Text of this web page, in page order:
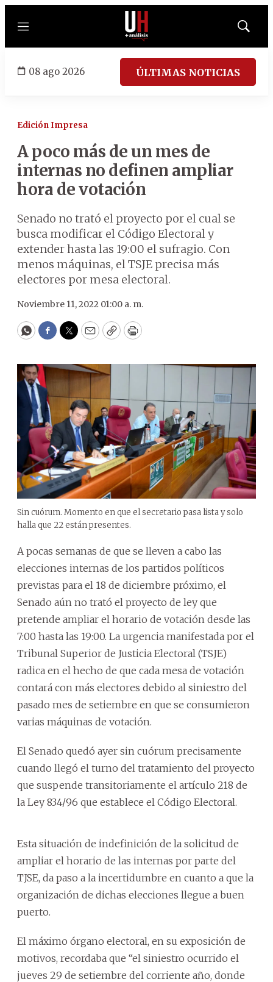
Menú
Mostrar
08 ago 2026 ÚLTIMAS NOTICIAS
Edición Impresa
A poco más de un mes de
internas no definen ampliar
hora de votación
Senado no trató el proyecto por el cual se
busca modificar el Código Electoral y
extender hasta las 19:00 el sufragio. Con
menos máquinas, el TSJE precisa más
electores por mesa electoral.
Noviembre 11, 2022 01:00 a. m.
WhatsApp
Facebook
Twitter
EmailCopyPrint
Sin cuórum. Momento en que el secretario pasa lista y solo
halla que 22 están presentes.
A pocas semanas de que se lleven a cabo las
elecciones internas de los partidos políticos
previstas para el 18 de diciembre próximo, el
Senado aún no trató el proyecto de ley que
pretende ampliar el horario de votación desde las
7:00 hasta las 19:00. La urgencia manifestada por el
Tribunal Superior de Justicia Electoral (TSJE)
radica en el hecho de que cada mesa de votación
contará con más electores debido al siniestro del
pasado mes de setiembre en que se consumieron
varias máquinas de votación.
El Senado quedó ayer sin cuórum precisamente
cuando llegó el turno del tratamiento del proyecto
que suspende transitoriamente el artículo 218 de
la Ley 834/96 que establece el Código Electoral.
Esta situación de indefinición de la solicitud de
ampliar el horario de las internas por parte del
TJSE, da paso a la incertidumbre en cuanto a que la
organización de dichas elecciones llegue a buen
puerto.
El máximo órgano electoral, en su exposición de
motivos, recordaba que “el siniestro ocurrido el
jueves 29 de setiembre del corriente año, donde